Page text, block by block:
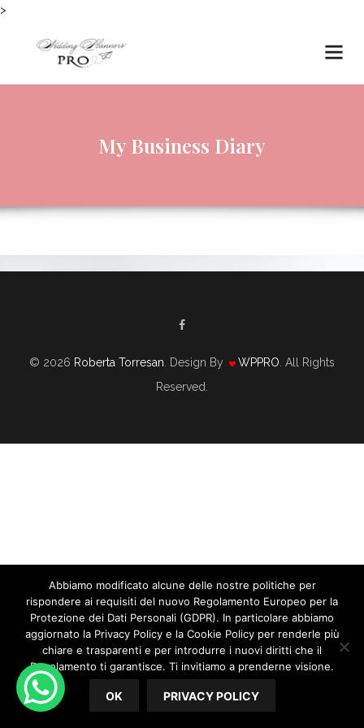
>
My Business Diary
My Business Diary: L’agenda Che Mette
Insieme Cuore E Cervello
12/06/2020 ByRoberta Torresan
In CORSO WEDDING PLANNER ,LIFE STYLE,WEDDING
PLANNER
My Business Diary: l’agenda che mette insieme cuore e
© 2026 Roberta Torresan . Design By WPPRO . All Rights
Reserved.
Abbiamo modificato alcune delle nostre politiche per
rispondere ai requisiti del nuovo Regolamento Europeo per la
Protezione dei Dati Personali (GDPR). In particolare abbiamo
aggiornato la Privacy Policy e la Cookie Policy per renderle più
chiare e trasparenti e per introdurre i nuovi diritti che il
Regolamento ti garantisce. Ti invitiamo a prenderne visione.
OK PRIVACY POLICY